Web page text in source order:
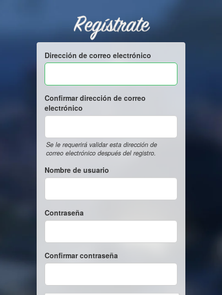
Regístrate
Dirección de correo electrónico
Confirmar dirección de correo
electrónico
Se le requerirá validar esta dirección de
correo electrónico después del registro.
Nombre de usuario
Contraseña
Confirmar contraseña